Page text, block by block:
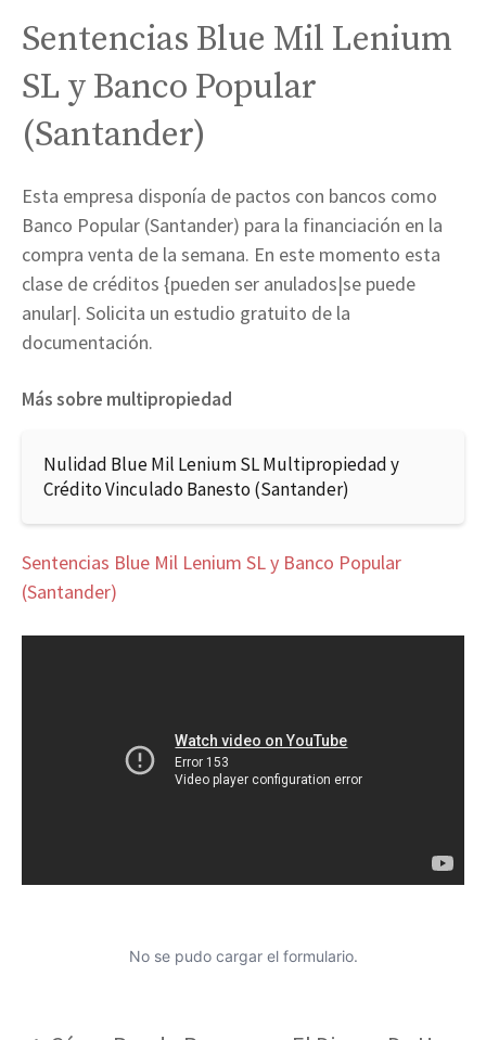
Sentencias Blue Mil Lenium
SL y Banco Popular
(Santander)
Esta empresa disponía de pactos con bancos como
Banco Popular (Santander) para la financiación en la
compra venta de la semana. En este momento esta
clase de créditos {pueden ser anulados|se puede
anular|. Solicita un estudio gratuito de la
documentación.
Más sobre multipropiedad
Nulidad Blue Mil Lenium SL Multipropiedad y
Crédito Vinculado Banesto (Santander)
Sentencias Blue Mil Lenium SL y Banco Popular
(Santander)
No se pudo cargar el formulario.